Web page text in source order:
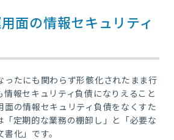
面の情報セキュリティ
たにも関わらず形骸化されたまま行
情報セキュリティ負債になりえること
面の情報セキュリティ負債をなくすた
「定期的な業務の棚卸し」と「必要な
化」です。